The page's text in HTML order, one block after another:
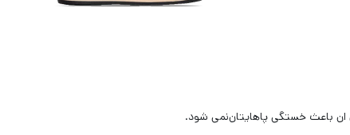
ان باعث خستگی پاهایتان‌نمی شود.